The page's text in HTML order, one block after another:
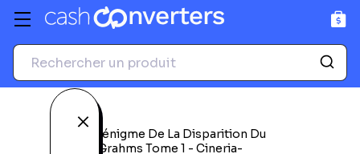
Voir tous les produits
vidéo
Voir tous les produits
Fermer